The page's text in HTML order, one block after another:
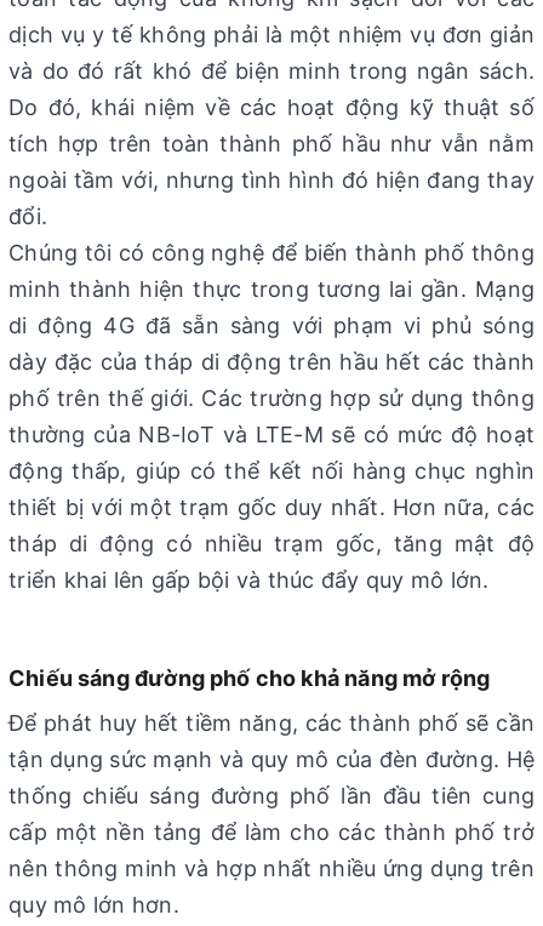
dịch vụ y tế không phải là một nhiệm vụ đơn giản
và do đó rất khó để biện minh trong ngân sách.
Do đó, khái niệm về các hoạt động kỹ thuật số
tích hợp trên toàn thành phố hầu như vẫn nằm
ngoài tầm với, nhưng tình hình đó hiện đang thay
đổi.
Chúng tôi có công nghệ để biến thành phố thông
minh thành hiện thực trong tương lai gần. Mạng
di động 4G đã sẵn sàng với phạm vi phủ sóng
dày đặc của tháp di động trên hầu hết các thành
phố trên thế giới. Các trường hợp sử dụng thông
thường của NB-IoT và LTE-M sẽ có mức độ hoạt
động thấp, giúp có thể kết nối hàng chục nghìn
thiết bị với một trạm gốc duy nhất. Hơn nữa, các
tháp di động có nhiều trạm gốc, tăng mật độ
triển khai lên gấp bội và thúc đẩy quy mô lớn.
Chiếu sáng đường phố cho khả năng mở rộng
Để phát huy hết tiềm năng, các thành phố sẽ cần
tận dụng sức mạnh và quy mô của đèn đường. Hệ
thống chiếu sáng đường phố lần đầu tiên cung
cấp một nền tảng để làm cho các thành phố trở
nên thông minh và hợp nhất nhiều ứng dụng trên
quy mô lớn hơn.